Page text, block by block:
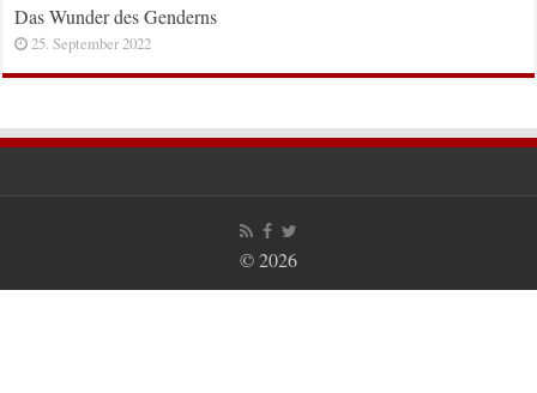
Das Wunder des Genderns
25. September 2022
© 2026